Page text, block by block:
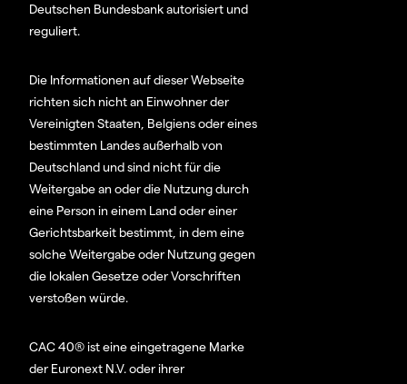
Deutschen Bundesbank autorisiert und
reguliert.
Die Informationen auf dieser Webseite
richten sich nicht an Einwohner der
Vereinigten Staaten, Belgiens oder eines
bestimmten Landes außerhalb von
Deutschland und sind nicht für die
Weitergabe an oder die Nutzung durch
eine Person in einem Land oder einer
Gerichtsbarkeit bestimmt, in dem eine
solche Weitergabe oder Nutzung gegen
die lokalen Gesetze oder Vorschriften
verstoßen würde.
CAC 40® ist eine eingetragene Marke
der Euronext N.V. oder ihrer